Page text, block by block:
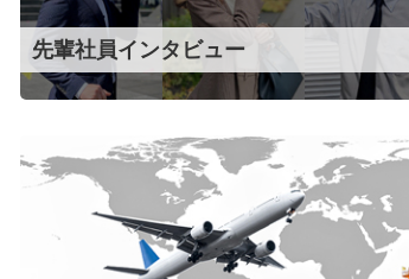
先輩社員インタビュー